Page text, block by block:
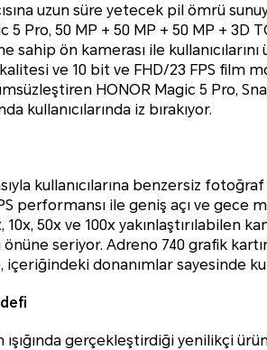
uzun süre yetecek pil ömrü
5 Pro, 50 MP + 50 MP + 50 MP + 3D
sahip ön kamerası ile
ve 10 bit ve FHD/23 FPS film
HONOR Magic 5 Pro,
kullanıcılarında iz bırakıyor.
kullanıcılarına benzersiz
performansı ile geniş açı ve gece
50x ve 100x yakınlaştırılabilen
önüne seriyor. Adreno 740 grafik
içeriğindeki donanımlar sayesinde
ışığında gerçekleştirdiği yenilikçi